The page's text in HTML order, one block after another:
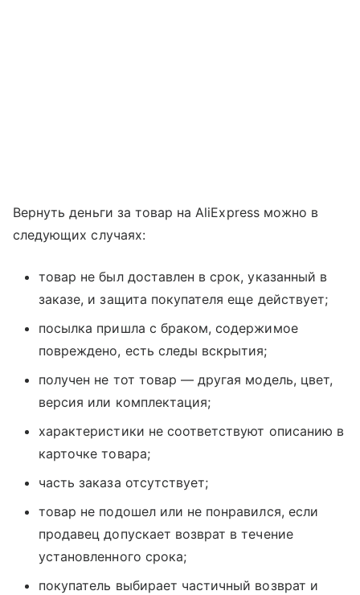
Вернуть деньги за товар на AliExpress можно в
следующих случаях:
товар не был доставлен в срок, указанный в
заказе, и защита покупателя еще действует;
посылка пришла с браком, содержимое
повреждено, есть следы вскрытия;
получен не тот товар — другая модель, цвет,
версия или комплектация;
характеристики не соответствуют описанию в
карточке товара;
часть заказа отсутствует;
товар не подошел или не понравился, если
продавец допускает возврат в течение
установленного срока;
покупатель выбирает частичный возврат и